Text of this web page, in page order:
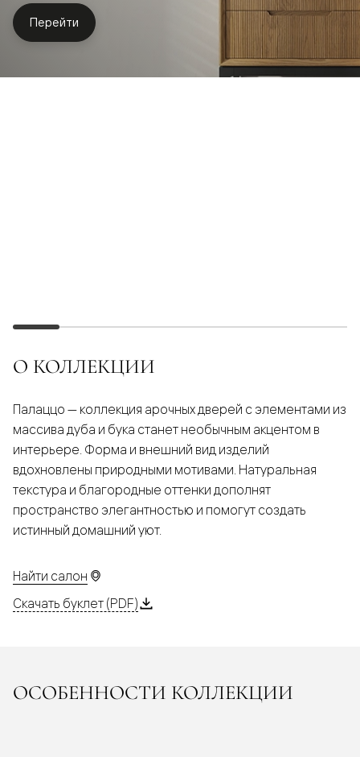
Перейти
О КОЛЛЕКЦИИ
Палаццо — коллекция арочных дверей с элементами из
массива дуба и бука станет необычным акцентом в
интерьере. Форма и внешний вид изделий
вдохновлены природными мотивами. Натуральная
текстура и благородные оттенки дополнят
пространство элегантностью и помогут создать
истинный домашний уют.
Найти салон
Скачать буклет (PDF)
ОСОБЕННОСТИ КОЛЛЕКЦИИ